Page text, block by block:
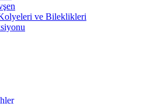
ve Bileklikleri